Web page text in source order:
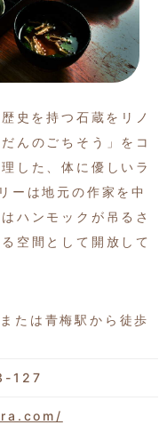
史を持つ石蔵をリノ
んのごちそう」をコ
した、体に優しいラ
ーは地元の作家を中
ハンモックが吊るさ
空間として開放して
たは青梅駅から徒歩
127